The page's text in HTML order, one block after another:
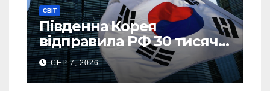
СВІТ
Південна Корея
відправила РФ 30 тисяч
тонн авіапалива
СЕР 7, 2026